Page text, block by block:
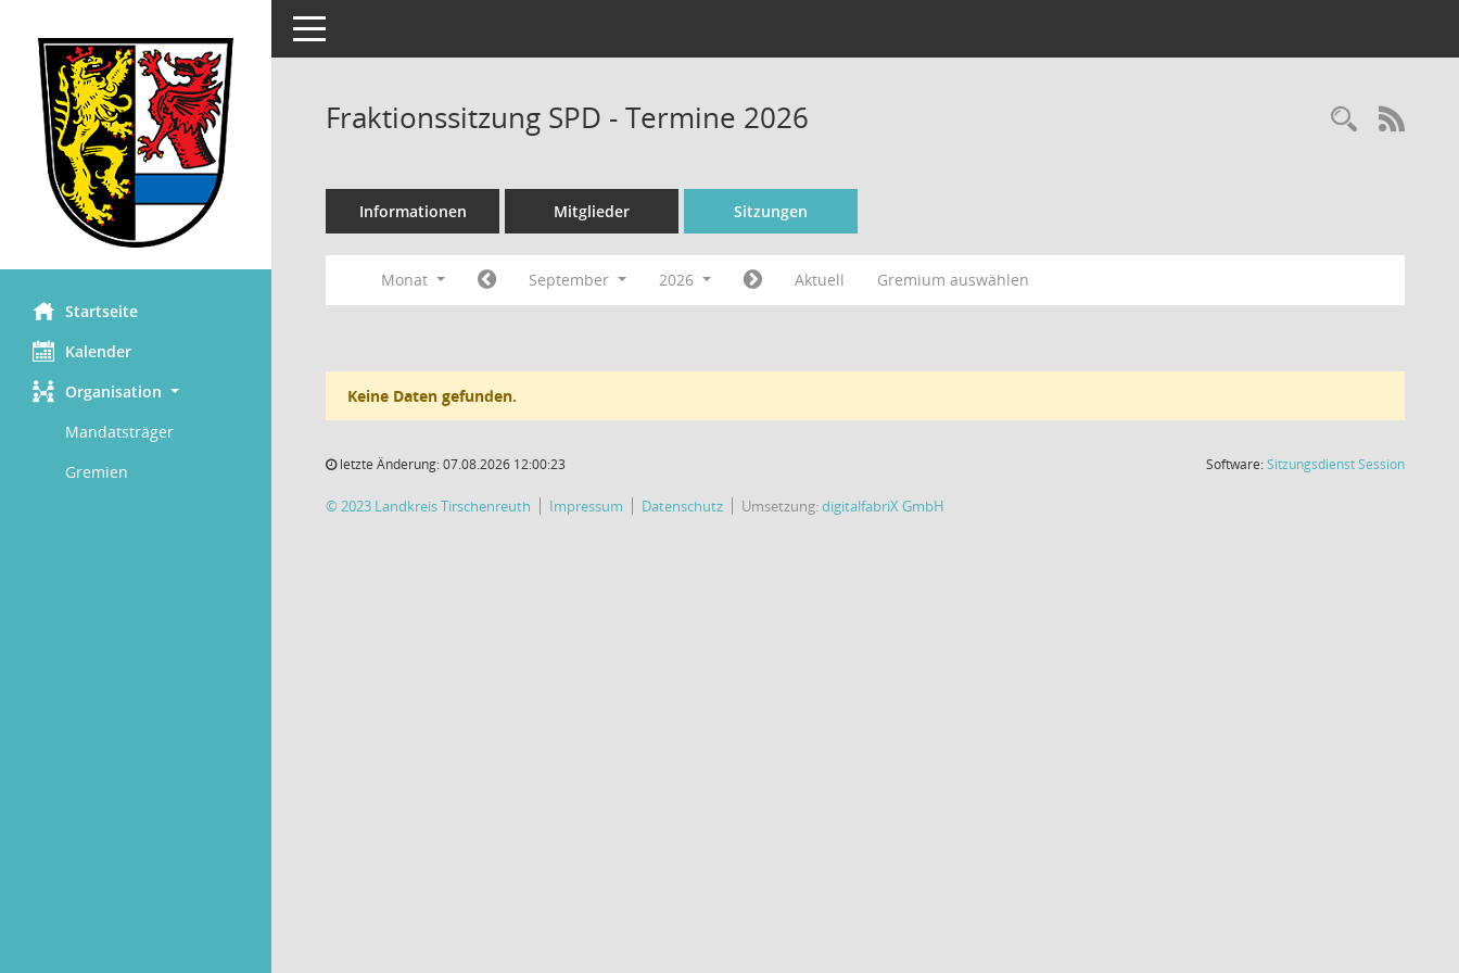
Startseite
Kalender
Organisation
Mandatsträger
Gremien
Toggle navigation
Fraktionssitzung SPD - Termine 2026
Informationen Mitglieder Sitzungen
Monat September 2026 Aktuell Gremium auswählen
Keine Daten gefunden.
letzte Änderung: 07.08.2026 12:00:23 Software:SitzungsdienstSession(Wird in
© 2023 Landkreis Tirschenreuth Impressum Datenschutz Umsetzung:digitalfabriX GmbH